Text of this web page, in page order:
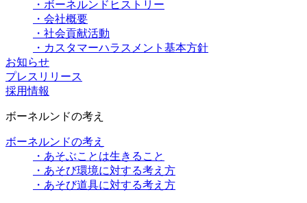
・ボーネルンドヒストリー
・会社概要
・社会貢献活動
・カスタマーハラスメント基本方針
お知らせ
プレスリリース
採用情報
ボーネルンドの考え
ボーネルンドの考え
・あそぶことは生きること
・あそび環境に対する考え方
・あそび道具に対する考え方